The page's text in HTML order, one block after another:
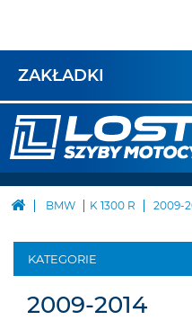
ZAKŁADKI
BMW K 1300 R 2009-
KATEGORIE
2009-2014